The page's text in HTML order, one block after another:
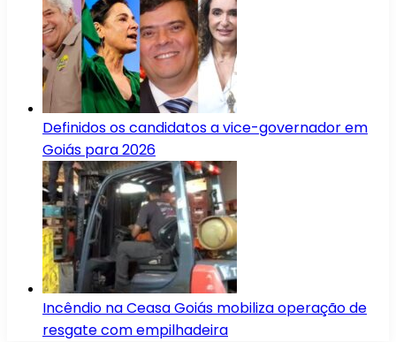
Definidos os candidatos a vice-governador em
Goiás para 2026
Incêndio na Ceasa Goiás mobiliza operação de
resgate com empilhadeira